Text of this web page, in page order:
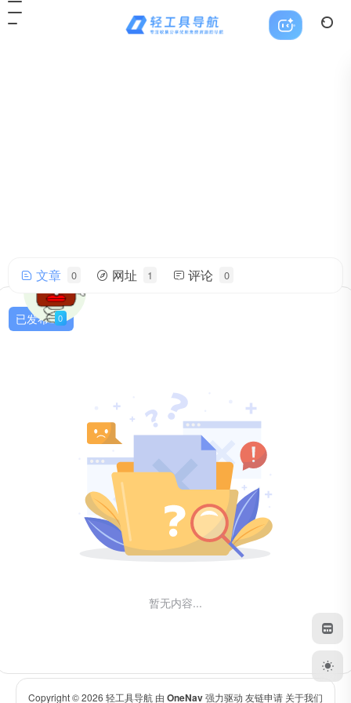
terobox
文章 0 网址 1 评论 0
已发布 0
暂无内容...
Copyright © 2026 轻工具导航 由 OneNav强力驱动 友链申请 关于我们